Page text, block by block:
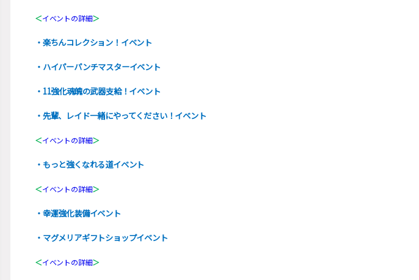
＜イベントの詳細＞
・楽ちんコレクション！イベント
・ハイパーパンチマスターイベント
・11強化魂魄の武器支給！イベント
・先輩、レイド一緒にやってください！イベント
＜イベントの詳細＞
・もっと強くなれる道イベント
＜イベントの詳細＞
・幸運強化装備イベント
・マグメリアギフトショップイベント
＜イベントの詳細＞